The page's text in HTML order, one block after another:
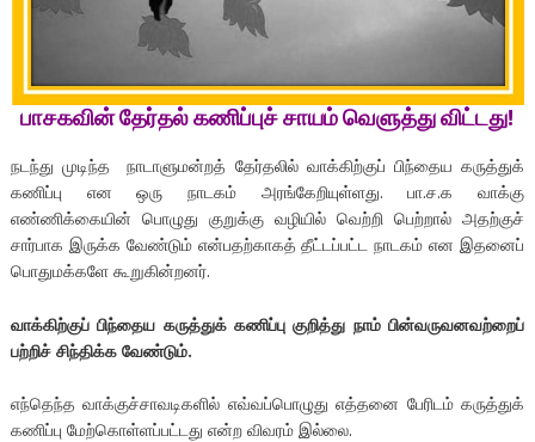
பாசகவின்தேர்தல் கணிப்புச் சாயம் வெளுத்து விட்டது!
நடந்து முடிந்த நாடாளுமன்றத் தேர்தலில் வாக்கிற்குப் பிந்தைய கருத்துக்
கணிப்பு என ஒரு நாடகம் அரங்கேறியுள்ளது. பா.ச.க வாக்கு
எண்ணிக்கையின் பொழுது குறுக்கு வழியில் வெற்றி பெற்றால் அதற்குச்
சார்பாக இருக்க வேண்டும் என்பதற்காகத் தீட்டப்பட்ட நாடகம் என இதனைப்
பொதுமக்களே கூறுகின்றனர்.
வாக்கிற்குப் பிந்தைய கருத்துக் கணிப்பு குறித்து நாம் பின்வருவனவற்றைப்
பற்றிச் சிந்திக்க வேண்டும்.
எந்தெந்த வாக்குச்சாவடிகளில் எவ்வப்பொழுது எத்தனை பேரிடம் கருத்துக்
கணிப்பு மேற்கொள்ளப்பட்டது என்ற விவரம் இல்லை.